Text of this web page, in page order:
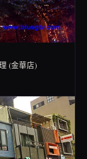
(金華店)